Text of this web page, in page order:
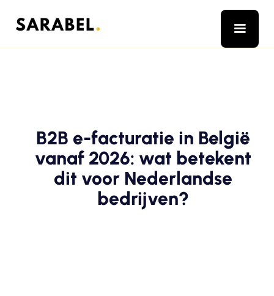
B2B e-facturatie in België
vanaf 2026: wat betekent
dit voor Nederlandse
bedrijven?